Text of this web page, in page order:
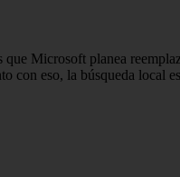
que Microsoft planea
con eso, la búsqueda local